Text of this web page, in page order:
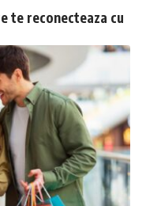
te reconecteaza cu